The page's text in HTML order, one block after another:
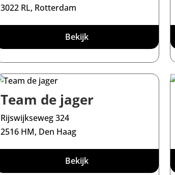
3022 RL, Rotterdam
Bekijk
Team de jager
Rijswijkseweg 324
2516 HM, Den Haag
Bekijk